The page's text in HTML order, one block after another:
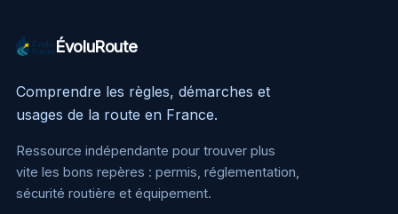
ÉvoluRoute
Comprendre les règles, démarches et
usages de la route en France.
Ressource indépendante pour trouver plus
vite les bons repères : permis, réglementation,
sécurité routière et équipement.